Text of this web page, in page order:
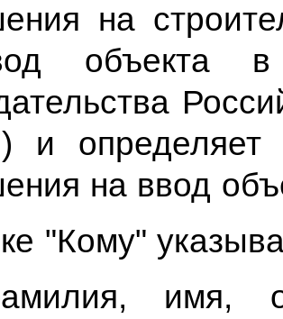
на
объекта в
и
на ввод
"Кому"
имя,